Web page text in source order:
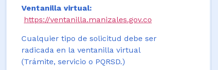
Ventanilla virtual:
https://ventanilla.manizales.gov.co
Cualquier tipo de solicitud debe ser
radicada en la ventanilla virtual
(Trámite, servicio o PQRSD.)